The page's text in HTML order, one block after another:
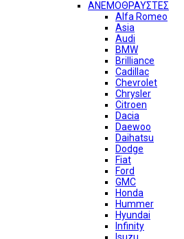
ΑΝΕΜΟΘΡΑΥΣΤΕΣ
Alfa Romeo
Asia
Audi
BMW
Brilliance
Cadillac
Chevrolet
Chrysler
Citroen
Dacia
Daewoo
Daihatsu
Dodge
Fiat
Ford
GMC
Honda
Hummer
Hyundai
Infinity